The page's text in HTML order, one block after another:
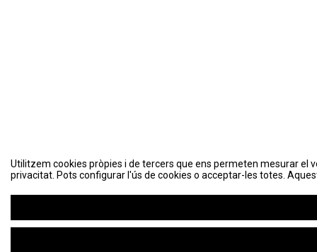
Utilitzem cookies pròpies i de tercers que ens permeten mesurar el
privacitat. Pots configurar l'ús de cookies o acceptar-les totes.